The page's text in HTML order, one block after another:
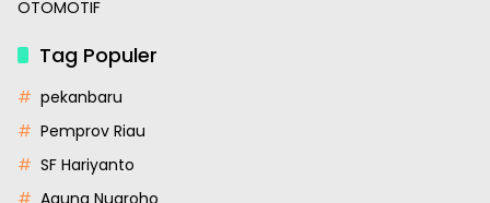
OTOMOTIF
Tag Populer
pekanbaru
Pemprov Riau
SF Hariyanto
Agung Nugroho